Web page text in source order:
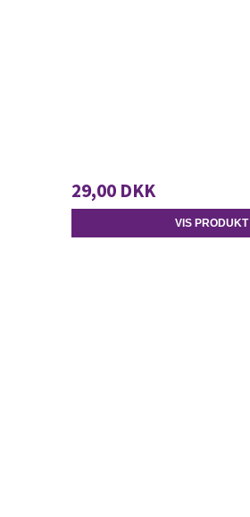
29,00 DKK
VIS PRODUKT